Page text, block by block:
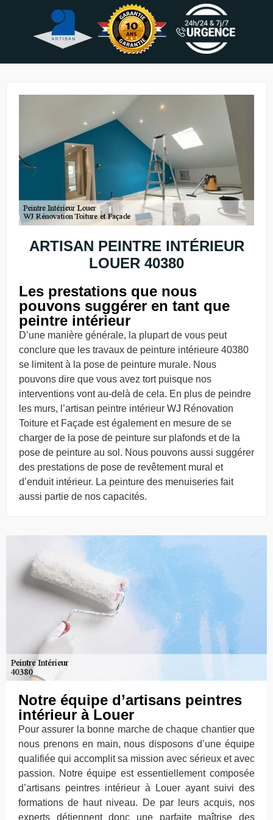
ARTISAN PEINTRE INTÉRIEUR
LOUER 40380
Les prestations que nous
pouvons suggérer en tant que
peintre intérieur
D’une manière générale, la plupart de vous peut
conclure que les travaux de peinture intérieure 40380
se limitent à la pose de peinture murale. Nous
pouvons dire que vous avez tort puisque nos
interventions vont au-delà de cela. En plus de peindre
les murs, l’artisan peintre intérieur WJ Rénovation
Toiture et Façade est également en mesure de se
charger de la pose de peinture sur plafonds et de la
pose de peinture au sol. Nous pouvons aussi suggérer
des prestations de pose de revêtement mural et
d’enduit intérieur. La peinture des menuiseries fait
aussi partie de nos capacités.
Notre équipe d’artisans peintres
intérieur à Louer
Pour assurer la bonne marche de chaque chantier que
nous prenons en main, nous disposons d’une équipe
qualifiée qui accomplit sa mission avec sérieux et avec
passion. Notre équipe est essentiellement composée
d’artisans peintres intérieur à Louer ayant suivi des
formations de haut niveau. De par leurs acquis, nos
experts détiennent donc une parfaite maîtrise des